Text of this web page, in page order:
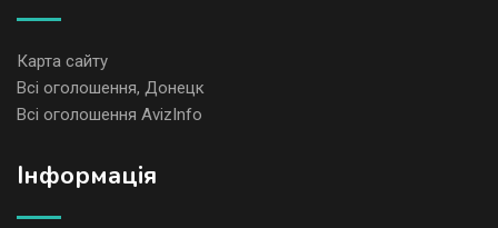
Карта сайту
Всі оголошення, Донецк
Всі оголошення AvizInfo
Iнформація